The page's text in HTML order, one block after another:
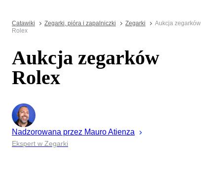
Catawiki Zegarki, pióra i zapalniczki Zegarki
Aukcja zegarków
Rolex
Aukcja zegarków
Rolex
Nadzorowana przez MauroAtienza
Ekspert w Zegarki